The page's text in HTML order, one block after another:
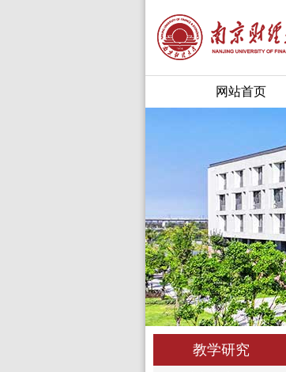
网站首页
教学研究